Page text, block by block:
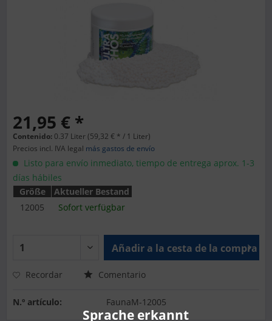
21,95 € *
Contenido: 0.37 Liter (59,32 € * / 1 Liter)
Precios incl. IVA legal más gastos de envío
Listo para envío inmediato, tiempo de entrega aprox. 1-3
días hábiles
Größe
Aktueller Bestand
12005
Sofort verfügbar
Añadir a la cesta de la compra
Recordar Comentario
N.º artículo: FaunaM-12005
Sprache erkannt